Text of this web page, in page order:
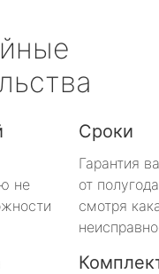
не
Сроки
Гарантия
от
смотря